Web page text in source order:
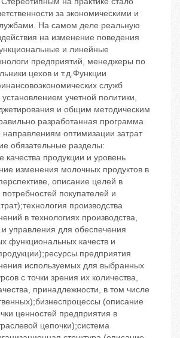
за экономическими и
На самом деле реальную
на изменение поведения
и линейные
предприятий, менеджеры по
цехов и т.д.Функции
служб
учетной политики,
и общим методическим
разработанная программа
оптимизации затрат
обязательные разделы:
качества продукции и уровень
изменения молочных продуктов в
описание целей в
покупателей и
производства
в технологиях производства,
и управления для обеспечения
функциональных качеств и
предприятия
используемых для выбранных
с точки зрения их количества,
принадлежности, в том числе
(описание
ценностей предприятия в
цепочки);система